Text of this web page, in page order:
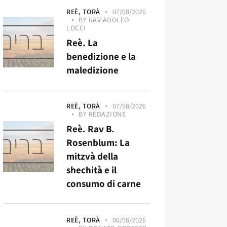
REÈ, TORÀ
07/08/2026
BY RAV ADOLFO
LOCCI
Reè. La
benedizione e la
maledizione
REÈ, TORÀ
07/08/2026
BY REDAZIONE
Reè. Rav B.
Rosenblum: La
mitzvà della
shechità e il
consumo di carne
REÈ, TORÀ
06/08/2026